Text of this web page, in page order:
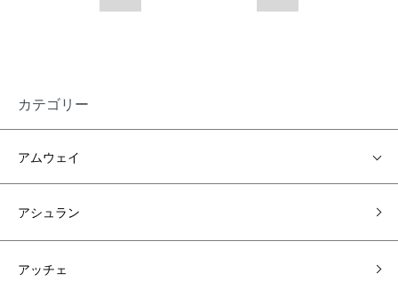
カテゴリー
アムウェイ
アシュラン
アッチェ